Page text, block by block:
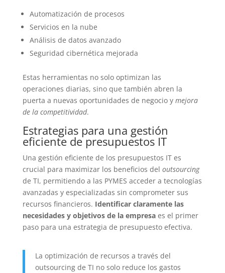
Automatización de procesos
Servicios en la nube
Análisis de datos avanzado
Seguridad cibernética mejorada
Estas herramientas no solo optimizan las
operaciones diarias, sino que también abren la
puerta a nuevas oportunidades de negocio y mejora
de la competitividad.
Estrategias para una gestión
eficiente de presupuestos IT
Una gestión eficiente de los presupuestos IT es
crucial para maximizar los beneficios del outsourcing
de TI, permitiendo a las PYMES acceder a tecnologías
avanzadas y especializadas sin comprometer sus
recursos financieros. Identificar claramente las
necesidades y objetivos de la empresaes el primer
paso para una estrategia de presupuesto efectiva.
La optimización de recursos a través del
outsourcing de TI no solo reduce los gastos